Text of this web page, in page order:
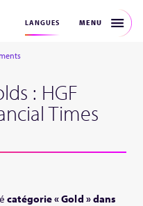
LANGUES MENU
: HGF
Times
catégorie « Gold » dans